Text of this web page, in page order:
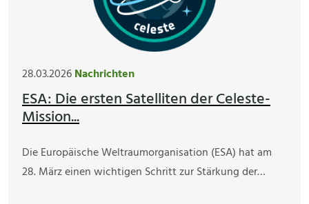
28.03.2026Nachrichten
ESA: Die ersten Satelliten der Celeste-
Mission...
Die Europäische Weltraumorganisation (ESA) hat am
28. März einen wichtigen Schritt zur Stärkung der…